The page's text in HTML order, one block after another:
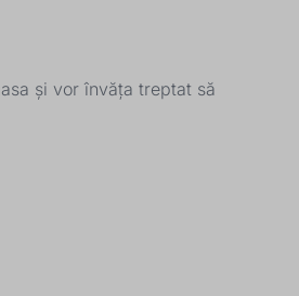
și vor învăța treptat să